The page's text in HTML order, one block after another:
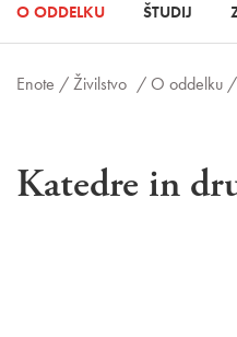
O ODDELKU ŠTUDIJ
Enote /Živilstvo / O oddelku /
Katedre in